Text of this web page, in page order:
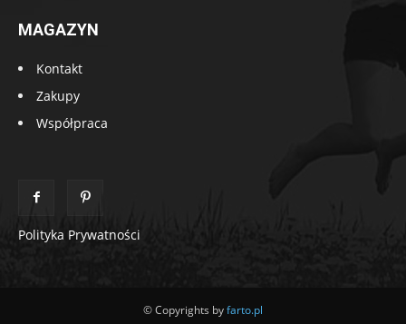
MAGAZYN
Kontakt
Zakupy
Współpraca
Polityka Prywatności
© Copyrights byfarto.pl